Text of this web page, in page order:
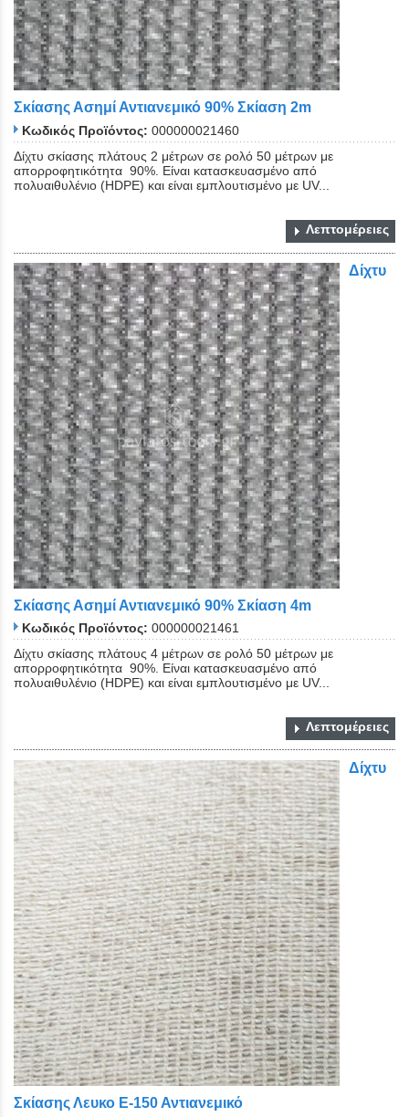
Σκίασης Ασημί Αντιανεμικό 90% Σκίαση 2m
Κωδικός Προϊόντος: 000000021460
Δίχτυ σκίασης πλάτους 2 μέτρων σε ρολό 50 μέτρων με
απορροφητικότητα 90%. Είναι κατασκευασμένο από
πολυαιθυλένιο (HDPE) και είναι εμπλουτισμένο με UV...
Λεπτομέρειες
Δίχτυ
Σκίασης Ασημί Αντιανεμικό 90% Σκίαση 4m
Κωδικός Προϊόντος: 000000021461
Δίχτυ σκίασης πλάτους 4 μέτρων σε ρολό 50 μέτρων με
απορροφητικότητα 90%. Είναι κατασκευασμένο από
πολυαιθυλένιο (HDPE) και είναι εμπλουτισμένο με UV...
Λεπτομέρειες
Δίχτυ
Σκίασης Λευκο Ε-150 Αντιανεμικό